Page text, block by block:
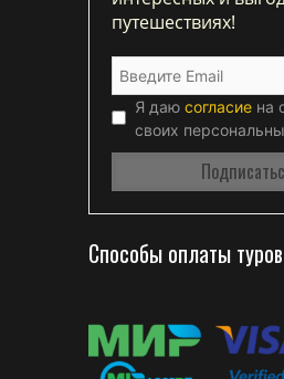
путешествиях!
Я даю согласие на
своих
Способы оплаты туров